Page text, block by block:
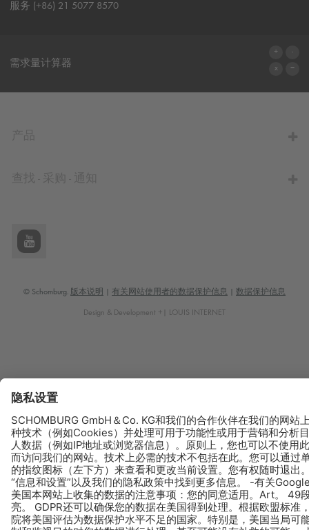
服务 (+86) 21 5077 8570
需求量计算器
© Schomburg. 版本说明 有关网站使用者的数据保护信息 数据保护信息
Design & Development +| LOUIS INTERNET